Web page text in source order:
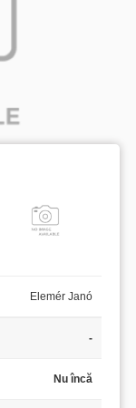
Elemér Janó
-
Nu încă